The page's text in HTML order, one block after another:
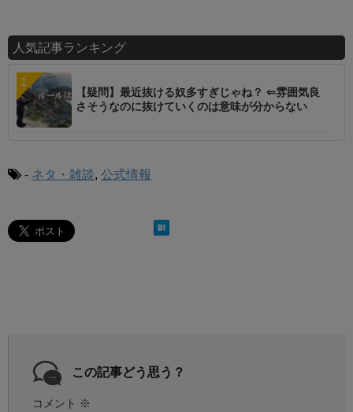
人気記事ランキング
【疑問】最近抜ける奴多すぎじゃね？ ⇐雰囲気良
さそうなのに抜けていくのは意味が分からない
- ネタ・雑談, 公式情報
この記事どう思う？
コメント ※